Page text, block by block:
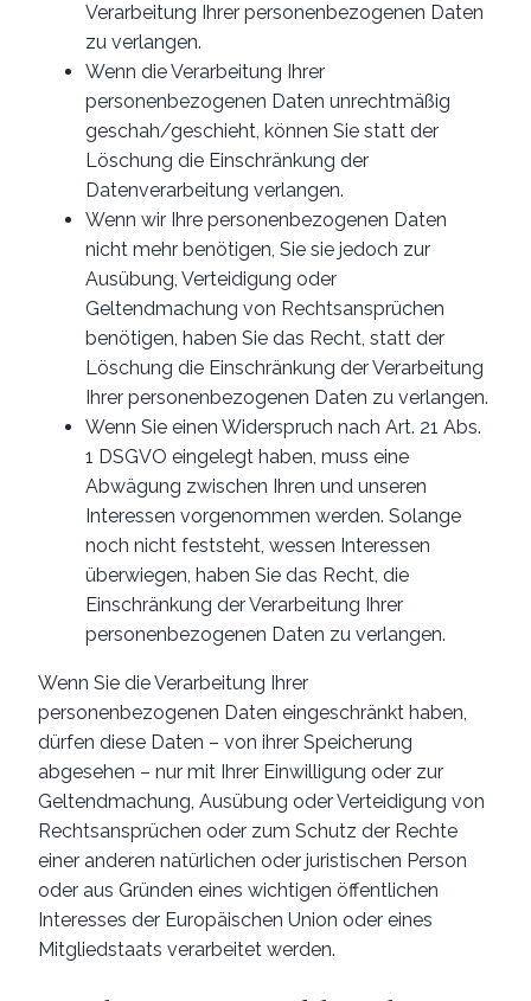
Verarbeitung Ihrer personenbezogenen Daten
zu verlangen.
Wenn die Verarbeitung Ihrer
personenbezogenen Daten unrechtmäßig
geschah/geschieht, können Sie statt der
Löschung die Einschränkung der
Datenverarbeitung verlangen.
Wenn wir Ihre personenbezogenen Daten
nicht mehr benötigen, Sie sie jedoch zur
Ausübung, Verteidigung oder
Geltendmachung von Rechtsansprüchen
benötigen, haben Sie das Recht, statt der
Löschung die Einschränkung der Verarbeitung
Ihrer personenbezogenen Daten zu verlangen.
Wenn Sie einen Widerspruch nach Art. 21 Abs.
1 DSGVO eingelegt haben, muss eine
Abwägung zwischen Ihren und unseren
Interessen vorgenommen werden. Solange
noch nicht feststeht, wessen Interessen
überwiegen, haben Sie das Recht, die
Einschränkung der Verarbeitung Ihrer
personenbezogenen Daten zu verlangen.
Wenn Sie die Verarbeitung Ihrer
personenbezogenen Daten eingeschränkt haben,
dürfen diese Daten – von ihrer Speicherung
abgesehen – nur mit Ihrer Einwilligung oder zur
Geltendmachung, Ausübung oder Verteidigung von
Rechtsansprüchen oder zum Schutz der Rechte
einer anderen natürlichen oder juristischen Person
oder aus Gründen eines wichtigen öffentlichen
Interesses der Europäischen Union oder eines
Mitgliedstaats verarbeitet werden.